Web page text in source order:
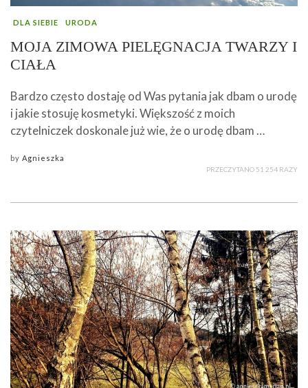
DLA SIEBIE URODA
MOJA ZIMOWA PIELĘGNACJA TWARZY I
CIAŁA
Bardzo często dostaję od Was pytania jak dbam o urodę
i jakie stosuję kosmetyki. Większość z moich
czytelniczek doskonale już wie, że o urodę dbam …
by Agnieszka
PRZECZYTANO 51 254 RAZY